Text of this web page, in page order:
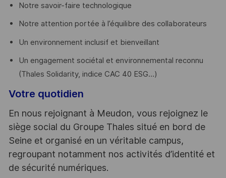
Notre savoir-faire technologique
Notre attention portée à l’équilibre des collaborateurs
Un environnement inclusif et bienveillant
Un engagement sociétal et environnemental reconnu
(Thales Solidarity, indice CAC 40 ESG…)
Votre quotidien
En nous rejoignant à Meudon, vous rejoignez le
siège social du Groupe Thales situé en bord de
Seine et organisé en un véritable campus,
regroupant notamment nos activités d’identité et
de sécurité numériques.